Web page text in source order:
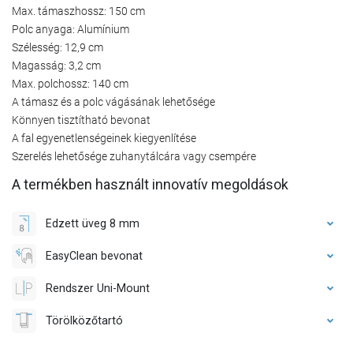
Max. támaszhossz: 150 cm
Polc anyaga: Alumínium
Szélesség: 12,9 cm
Magasság: 3,2 cm
Max. polchossz: 140 cm
A támasz és a polc vágásának lehetősége
Könnyen tisztítható bevonat
A fal egyenetlenségeinek kiegyenlítése
Szerelés lehetősége zuhanytálcára vagy csempére
A termékben használt innovatív megoldások
Edzett üveg 8 mm
EasyClean bevonat
Rendszer Uni-Mount
Törölközőtartó